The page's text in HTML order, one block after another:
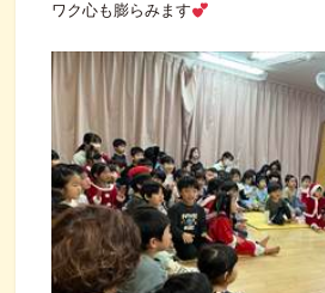
ワク心も膨らみます